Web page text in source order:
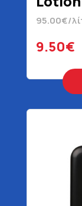
95.00€/
9.50€